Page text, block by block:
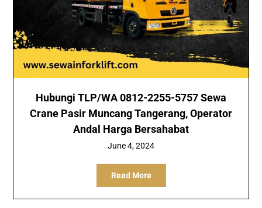
Hubungi TLP/WA 0812-2255-5757 Sewa
Crane Pasir Muncang Tangerang, Operator
Andal Harga Bersahabat
June 4, 2024
Read More